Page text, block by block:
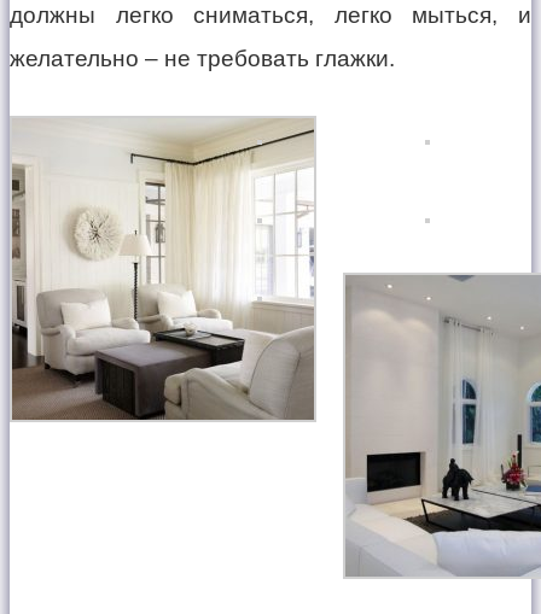
должны легко сниматься, легко мыться, и
желательно – не требовать глажки.